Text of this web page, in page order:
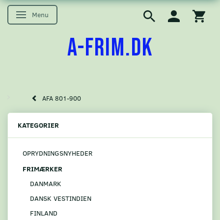
Skifte navigation
Menu
A-FRIM.DK
AFA 801-900
KATEGORIER
OPRYDNINGSNYHEDER
FRIMÆRKER
DANMARK
DANSK VESTINDIEN
FINLAND